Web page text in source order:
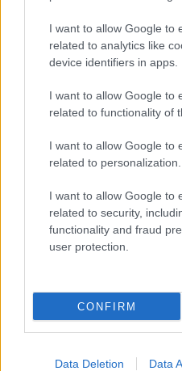
I want to allow Google to
related to analytics like
device identifiers in apps.
I want to allow Google to
related to functionality of
I want to allow Google to
related to personalization.
I want to allow Google to
related to security,
functionality and fraud
user protection.
CONFIRM
Data Deletion Data
ΠΟΔΟΣΦΑΙΡΟ ΑΕΚ
από 15.000 κόσμο,
γήπεδο»